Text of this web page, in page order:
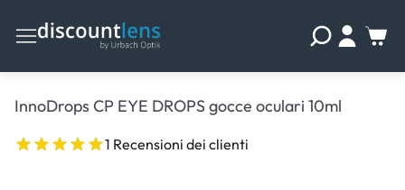
InnoDrops CP EYE DROPS gocce oculari 10ml
1 Recensioni dei clienti